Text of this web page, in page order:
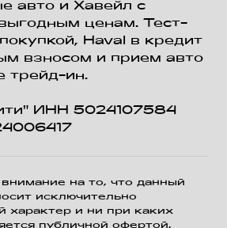
авто и Хавейл с
ценам. Тест-
Haval в кредит
взносом и прием авто
трейд-ин.
ИНН 5024107584
на то, что данный
исключительно
характер и ни при каких
публичной офертой,